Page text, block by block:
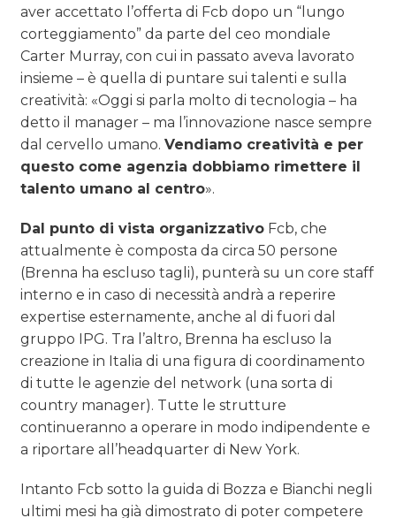
aver accettato l’offerta di Fcb dopo un “lungo
corteggiamento” da parte del ceo mondiale
Carter Murray, con cui in passato aveva lavorato
insieme – è quella di puntare sui talenti e sulla
creatività: «Oggi si parla molto di tecnologia – ha
detto il manager – ma l’innovazione nasce sempre
dal cervello umano.Vendiamo creatività e per
questo come agenzia dobbiamo rimettere il
talento umano al centro».
Dal punto di vista organizzativo Fcb, che
attualmente è composta da circa 50 persone
(Brenna ha escluso tagli), punterà su un core staff
interno e in caso di necessità andrà a reperire
expertise esternamente, anche al di fuori dal
gruppo IPG. Tra l’altro, Brenna ha escluso la
creazione in Italia di una figura di coordinamento
di tutte le agenzie del network (una sorta di
country manager). Tutte le strutture
continueranno a operare in modo indipendente e
a riportare all’headquarter di New York.
Intanto Fcb sotto la guida di Bozza e Bianchi negli
ultimi mesi ha già dimostrato di poter competere